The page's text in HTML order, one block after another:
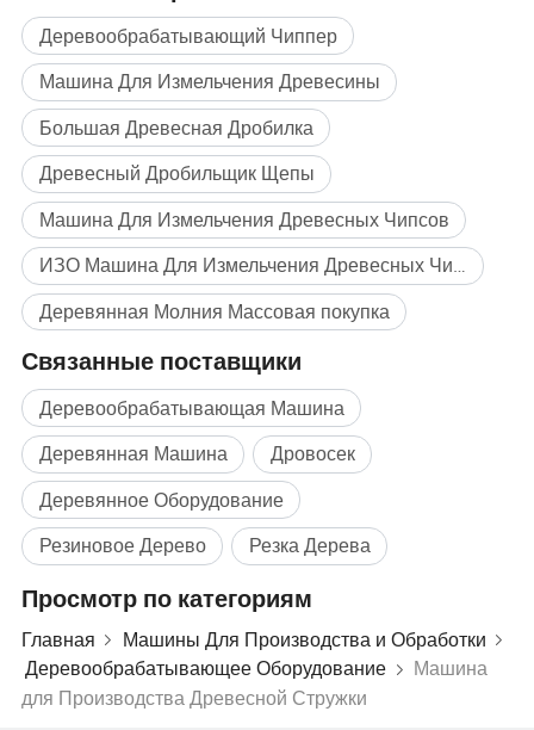
Деревообрабатывающий Чиппер
Машина Для Измельчения Древесины
Большая Древесная Дробилка
Древесный Дробильщик Щепы
Машина Для Измельчения Древесных Чипсов
ИЗО Машина Для Измельчения Древесных Чипсов
Деревянная Молния Массовая покупка
Связанные поставщики
Деревообрабатывающая Машина
Деревянная Машина
Дровосек
Деревянное Оборудование
Резиновое Дерево
Резка Дерева
Просмотр по категориям
Главная
Машины Для Производства и Обработки
Деревообрабатывающее Оборудование
Машина
для Производства Древесной Стружки